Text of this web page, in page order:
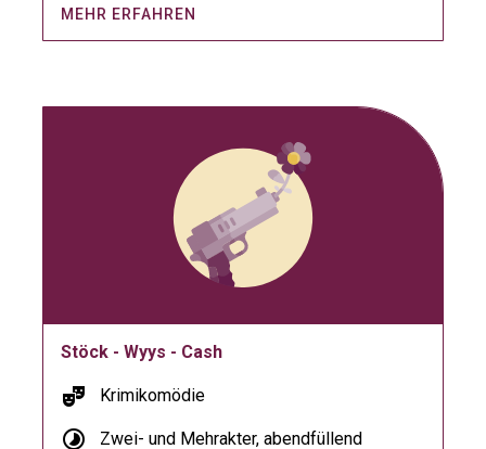
MEHR ERFAHREN
Stöck - Wyys - Cash
theater_comedy Krimikomödie
timelapse Zwei- und Mehrakter, abendfüllend